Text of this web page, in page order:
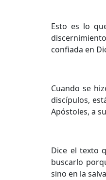
Esto es lo
confiada en
Cuando se
discípulos,
Apóstoles, a
Dice el texto
buscarlo
sino en la